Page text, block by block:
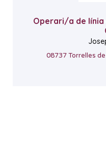
Operari/a de
08737 Torrelles